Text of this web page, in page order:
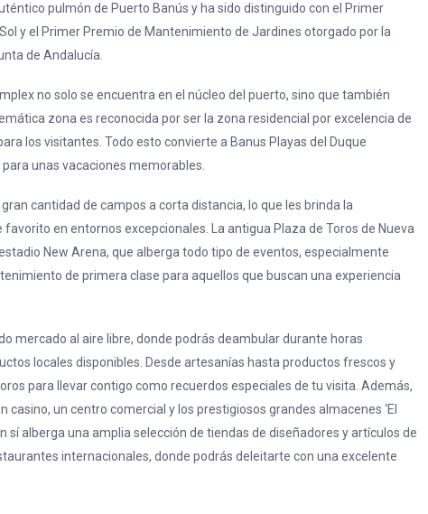
pulmón de Puerto Banús y ha sido distinguido con el Primer
y el Primer Premio de Mantenimiento de Jardines otorgado por la
de Andalucía.
no solo se encuentra en el núcleo del puerto, sino que también
zona es reconocida por ser la zona residencial por excelencia de
los visitantes. Todo esto convierte a Banus Playas del Duque
unas vacaciones memorables.
cantidad de campos a corta distancia, lo que les brinda la
en entornos excepcionales. La antigua Plaza de Toros de Nueva
New Arena, que alberga todo tipo de eventos, especialmente
de primera clase para aquellos que buscan una experiencia
mercado al aire libre, donde podrás deambular durante horas
locales disponibles. Desde artesanías hasta productos frescos y
para llevar contigo como recuerdos especiales de tu visita. Además,
casino, un centro comercial y los prestigiosos grandes almacenes ‘El
sí alberga una amplia selección de tiendas de diseñadores y artículos de
internacionales, donde podrás deleitarte con una excelente